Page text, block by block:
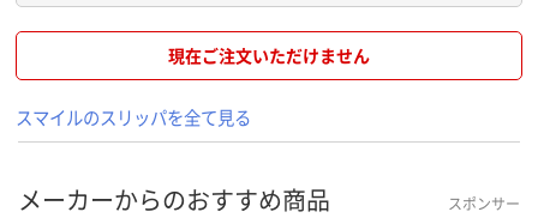
現在ご注文いただけません
スマイルのスリッパを全て見る
メーカーからのおすすめ商品 スポンサー